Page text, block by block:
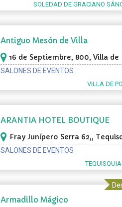
SOLEDAD DE GRACIANO
Antiguo Mesón de Villa
16 de Septiembre, 800, Villa de
SALONES DE EVENTOS
VILLA DE
ARANTIA HOTEL BOUTIQUE
Fray Junípero Serra 62,,
SALONES DE EVENTOS
Armadillo Mágico